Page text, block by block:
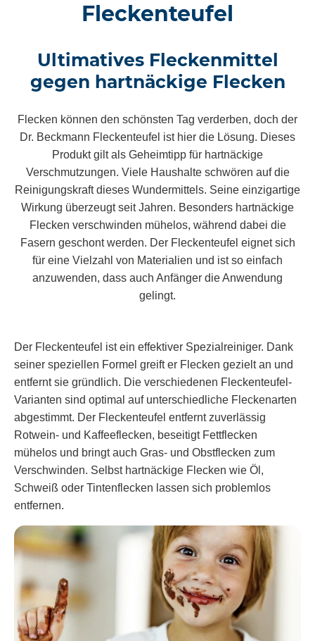
Fleckenteufel
Ultimatives Fleckenmittel
gegen hartnäckige Flecken
Flecken können den schönsten Tag verderben, doch der
Dr. Beckmann Fleckenteufel ist hier die Lösung. Dieses
Produkt gilt als Geheimtipp für hartnäckige
Verschmutzungen. Viele Haushalte schwören auf die
Reinigungskraft dieses Wundermittels. Seine einzigartige
Wirkung überzeugt seit Jahren. Besonders hartnäckige
Flecken verschwinden mühelos, während dabei die
Fasern geschont werden. Der Fleckenteufel eignet sich
für eine Vielzahl von Materialien und ist so einfach
anzuwenden, dass auch Anfänger die Anwendung
gelingt.
Der Fleckenteufel ist ein effektiver Spezialreiniger. Dank
seiner speziellen Formel greift er Flecken gezielt an und
entfernt sie gründlich. Die verschiedenen Fleckenteufel-
Varianten sind optimal auf unterschiedliche Fleckenarten
abgestimmt. Der Fleckenteufel entfernt zuverlässig
Rotwein- und Kaffeeflecken, beseitigt Fettflecken
mühelos und bringt auch Gras- und Obstflecken zum
Verschwinden. Selbst hartnäckige Flecken wie Öl,
Schweiß oder Tintenflecken lassen sich problemlos
entfernen.